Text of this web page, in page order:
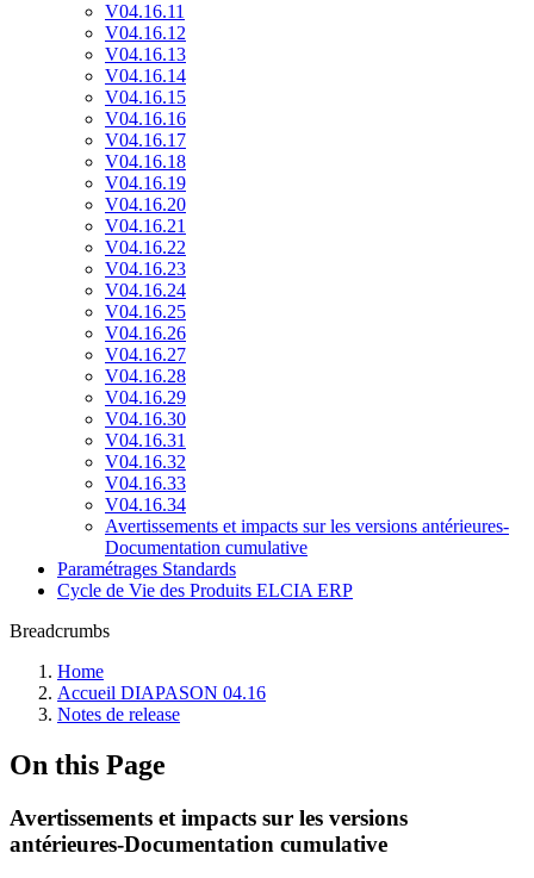
V04.16.11
V04.16.12
V04.16.13
V04.16.14
V04.16.15
V04.16.16
V04.16.17
V04.16.18
V04.16.19
V04.16.20
V04.16.21
V04.16.22
V04.16.23
V04.16.24
V04.16.25
V04.16.26
V04.16.27
V04.16.28
V04.16.29
V04.16.30
V04.16.31
V04.16.32
V04.16.33
V04.16.34
Avertissements et impacts sur les versions antérieures-
Documentation cumulative
Paramétrages Standards
Cycle de Vie des Produits ELCIA ERP
Breadcrumbs
Home
Accueil DIAPASON 04.16
Notes de release
On this Page
Avertissements et impacts sur les versions
antérieures-Documentation cumulative